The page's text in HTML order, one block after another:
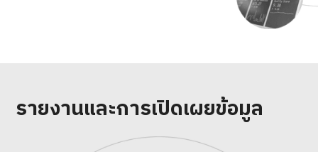
รายงานและการเปิดเผยข้อมูล